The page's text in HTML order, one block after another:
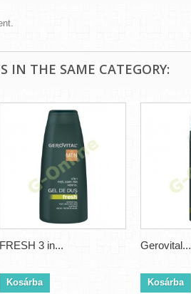
IN THE SAME CATEGORY:
FRESH 3 in...
Kosárba
Gerovital...
Kosárba